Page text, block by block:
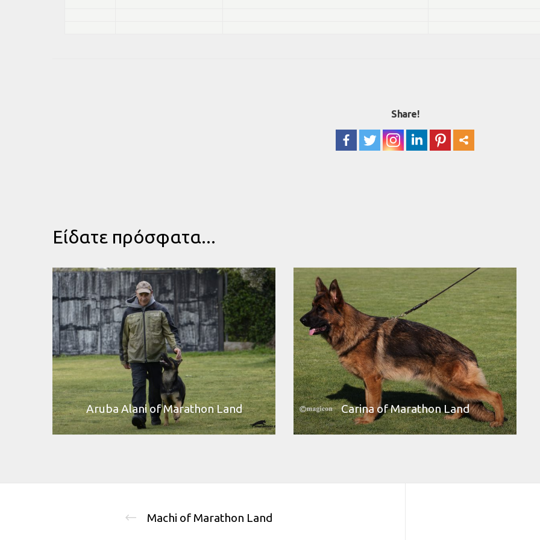
Share!
Είδατε πρόσφατα...
Aruba Alani of Marathon Land Carina of Marathon Land
Machi of Marathon Land